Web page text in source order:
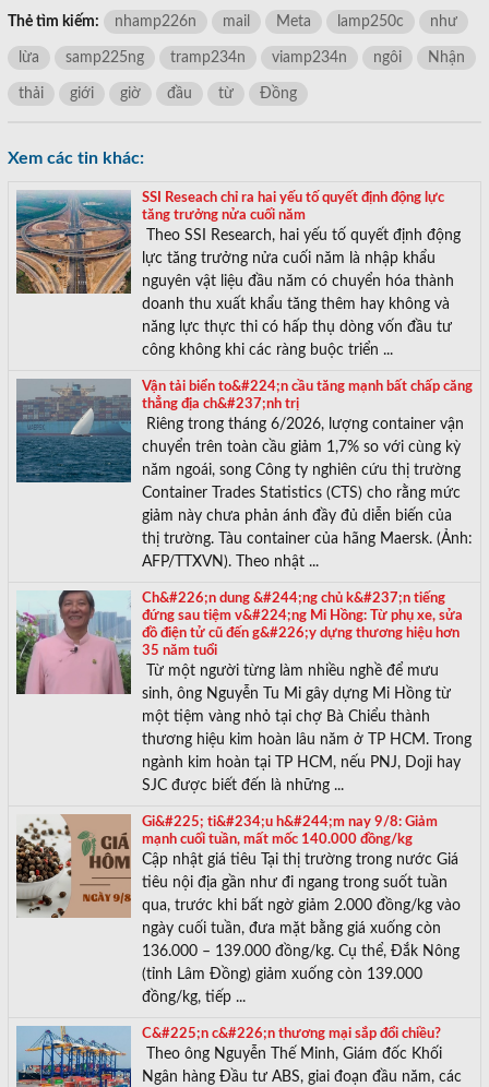
Thẻ tìm kiếm: nhamp226n mail Meta lamp250c như
lừa samp225ng tramp234n viamp234n ngôi Nhận
thải giới giờ đầu từ Đồng
Xem các tin khác:
SSI Reseach chỉ ra hai yếu tố quyết định động lực
tăng trưởng nửa cuối năm
Theo SSI Research, hai yếu tố quyết định động
lực tăng trưởng nửa cuối năm là nhập khẩu
nguyên vật liệu đầu năm có chuyển hóa thành
doanh thu xuất khẩu tăng thêm hay không và
năng lực thực thi có hấp thụ dòng vốn đầu tư
công không khi các ràng buộc triển ...
Vận tải biển to&#224;n cầu tăng mạnh bất chấp căng
thẳng địa ch&#237;nh trị
Riêng trong tháng 6/2026, lượng container vận
chuyển trên toàn cầu giảm 1,7% so với cùng kỳ
năm ngoái, song Công ty nghiên cứu thị trường
Container Trades Statistics (CTS) cho rằng mức
giảm này chưa phản ánh đầy đủ diễn biến của
thị trường. Tàu container của hãng Maersk. (Ảnh:
AFP/TTXVN). Theo nhật ...
Ch&#226;n dung &#244;ng chủ k&#237;n tiếng
đứng sau tiệm v&#224;ng Mi Hồng: Từ phụ xe, sửa
đồ điện tử cũ đến g&#226;y dựng thương hiệu hơn
35 năm tuổi
Từ một người từng làm nhiều nghề để mưu
sinh, ông Nguyễn Tu Mi gây dựng Mi Hồng từ
một tiệm vàng nhỏ tại chợ Bà Chiểu thành
thương hiệu kim hoàn lâu năm ở TP HCM. Trong
ngành kim hoàn tại TP HCM, nếu PNJ, Doji hay
SJC được biết đến là những ...
Gi&#225; ti&#234;u h&#244;m nay 9/8: Giảm
mạnh cuối tuần, mất mốc 140.000 đồng/kg
Cập nhật giá tiêu Tại thị trường trong nước Giá
tiêu nội địa gần như đi ngang trong suốt tuần
qua, trước khi bất ngờ giảm 2.000 đồng/kg vào
ngày cuối tuần, đưa mặt bằng giá xuống còn
136.000 – 139.000 đồng/kg. Cụ thể, Đắk Nông
(tỉnh Lâm Đồng) giảm xuống còn 139.000
đồng/kg, tiếp ...
C&#225;n c&#226;n thương mại sắp đổi chiều?
Theo ông Nguyễn Thế Minh, Giám đốc Khối
Ngân hàng Đầu tư ABS, giai đoạn đầu năm, các